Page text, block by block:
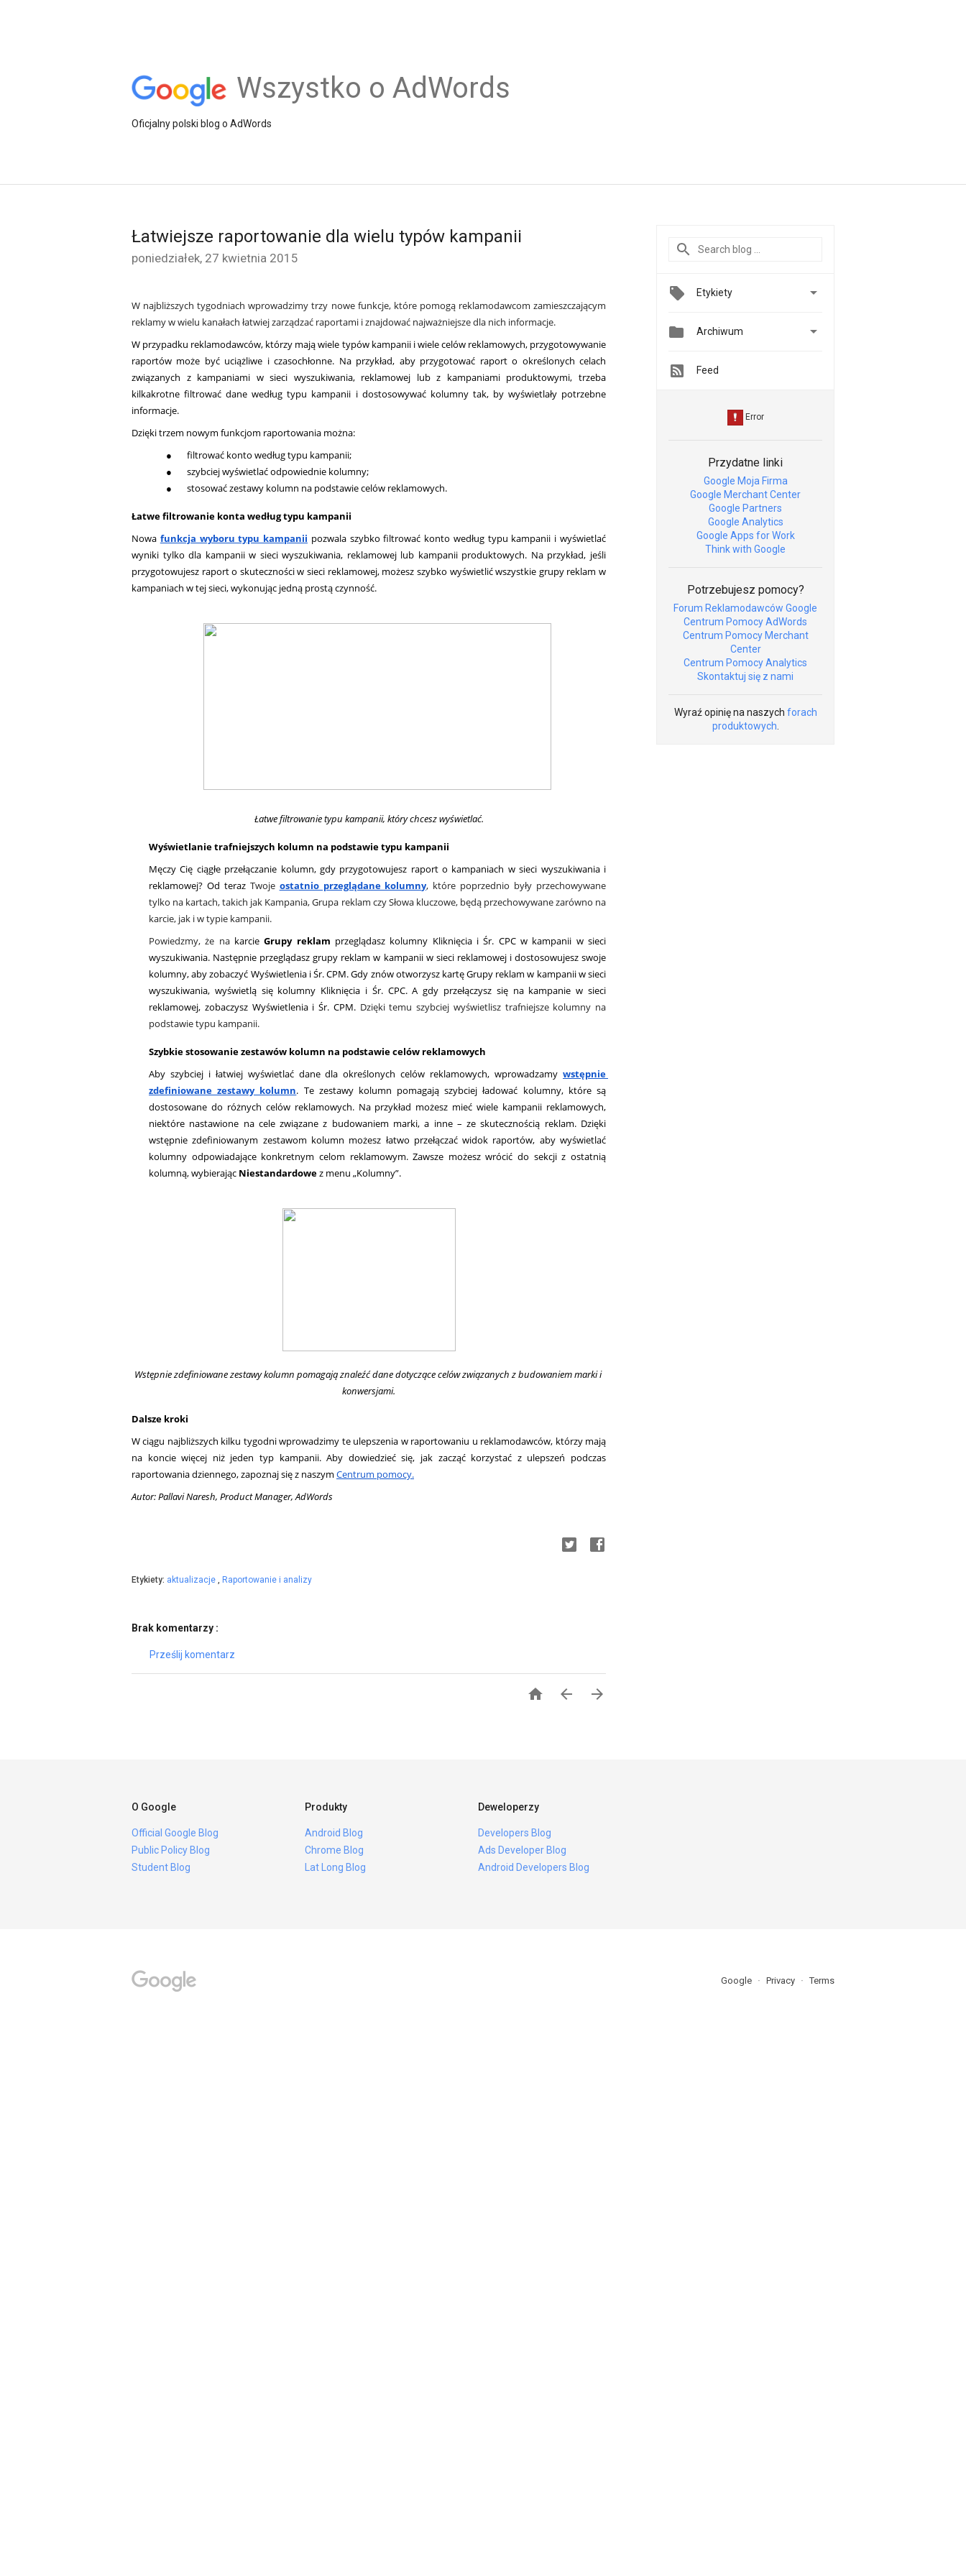
Wszystko o AdWords
Oficjalny polski blog o AdWords
Łatwiejsze raportowanie dla wielu typów kampanii
poniedziałek, 27 kwietnia 2015
W najbliższych tygodniach wprowadzimy trzy nowe funkcje, które pomogą reklamodawcom zamieszczającym
reklamy w wielu kanałach łatwiej zarządzać raportami i znajdować najważniejsze dla nich informacje.
W przypadku reklamodawców, którzy mają wiele typów kampanii i wiele celów reklamowych, przygotowywanie
raportów może być uciążliwe i czasochłonne. Na przykład, aby przygotować raport o określonych celach
związanych z kampaniami w sieci wyszukiwania, reklamowej lub z kampaniami produktowymi, trzeba
kilkakrotne filtrować dane według typu kampanii i dostosowywać kolumny tak, by wyświetlały potrzebne
informacje.
Dzięki trzem nowym funkcjom raportowania można:
●       filtrować konto według typu kampanii;
●       szybciej wyświetlać odpowiednie kolumny;
●       stosować zestawy kolumn na podstawie celów reklamowych.
Łatwe filtrowanie konta według typu kampanii
Nowa funkcja wyboru typu kampanii pozwala szybko filtrować konto według typu kampanii i wyświetlać
wyniki tylko dla kampanii w sieci wyszukiwania, reklamowej lub kampanii produktowych. Na przykład, jeśli
przygotowujesz raport o skuteczności w sieci reklamowej, możesz szybko wyświetlić wszystkie grupy reklam w
kampaniach w tej sieci, wykonując jedną prostą czynność.
Łatwe filtrowanie typu kampanii, który chcesz wyświetlać.
Wyświetlanie trafniejszych kolumn na podstawie typu kampanii
Męczy Cię ciągłe przełączanie kolumn, gdy przygotowujesz raport o kampaniach w sieci wyszukiwania i
reklamowej? Od teraz Twoje ostatnio przeglądane kolumny, które poprzednio były przechowywane
tylko na kartach, takich jak Kampania, Grupa reklam czy Słowa kluczowe, będą przechowywane zarówno na
karcie, jak i w typie kampanii.
Powiedzmy, że na karcie Grupy reklam przeglądasz kolumny Kliknięcia i Śr. CPC w kampanii w sieci
wyszukiwania. Następnie przeglądasz grupy reklam w kampanii w sieci reklamowej i dostosowujesz swoje
kolumny, aby zobaczyć Wyświetlenia i Śr. CPM. Gdy znów otworzysz kartę Grupy reklam w kampanii w sieci
wyszukiwania, wyświetlą się kolumny Kliknięcia i Śr. CPC. A gdy przełączysz się na kampanie w sieci
reklamowej, zobaczysz Wyświetlenia i Śr. CPM. Dzięki temu szybciej wyświetlisz trafniejsze kolumny na
podstawie typu kampanii.
Szybkie stosowanie zestawów kolumn na podstawie celów reklamowych
Aby szybciej i łatwiej wyświetlać dane dla określonych celów reklamowych, wprowadzamy wstępnie
zdefiniowane zestawy kolumn. Te zestawy kolumn pomagają szybciej ładować kolumny, które są
dostosowane do różnych celów reklamowych. Na przykład możesz mieć wiele kampanii reklamowych,
niektóre nastawione na cele związane z budowaniem marki, a inne – ze skutecznością reklam. Dzięki
wstępnie zdefiniowanym zestawom kolumn możesz łatwo przełączać widok raportów, aby wyświetlać
kolumny odpowiadające konkretnym celom reklamowym. Zawsze możesz wrócić do sekcji z ostatnią
kolumną, wybierając Niestandardowe z menu „Kolumny”.
Wstępnie zdefiniowane zestawy kolumn pomagają znaleźć dane dotyczące celów związanych z budowaniem marki i
konwersjami.
Dalsze kroki
W ciągu najbliższych kilku tygodni wprowadzimy te ulepszenia w raportowaniu u reklamodawców, którzy mają
na koncie więcej niż jeden typ kampanii. Aby dowiedzieć się, jak zacząć korzystać z ulepszeń podczas
raportowania dziennego, zapoznaj się z naszym Centrum pomocy.
Autor: Pallavi Naresh, Product Manager, AdWords
Etykiety: aktualizacje , Raportowanie i analizy
Brak komentarzy :
Prześlij komentarz
  
Etykiety 
 Archiwum 
Feed
Przydatne linki
Google Moja Firma
Google Merchant Center
Google Partners
Google Analytics
Google Apps for Work
Think with Google
Potrzebujesz pomocy?
Forum Reklamodawców Google
Centrum Pomocy AdWords
Centrum Pomocy Merchant
Center
Centrum Pomocy Analytics
Skontaktuj się z nami
Wyraź opinię na naszych forach
produktowych
O Google
Official Google Blog
Public Policy Blog
Student Blog
Produkty
Android Blog
Chrome Blog
Lat Long Blog
Deweloperzy
Developers Blog
Ads Developer Blog
Android Developers Blog
Google Privacy Terms